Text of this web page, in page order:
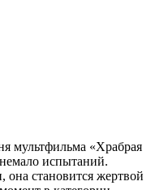
мультфильма «Храбрая
испытаний.
она становится жертвой